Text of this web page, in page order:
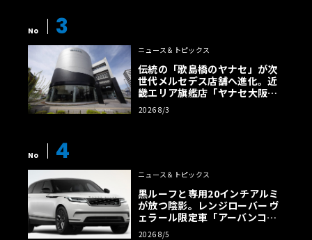
No 3
ニュース＆トピックス
伝統の「歌島橋のヤナセ」が次
世代メルセデス店舗へ進化。近
畿エリア旗艦店「ヤナセ大阪支
店」がリニューアル
2026 8/3
No 4
ニュース＆トピックス
黒ルーフと専用20インチアルミ
が放つ陰影。レンジローバー ヴ
ェラール限定車「アーバンコン
トラスト・エディション」登場
2026 8/5